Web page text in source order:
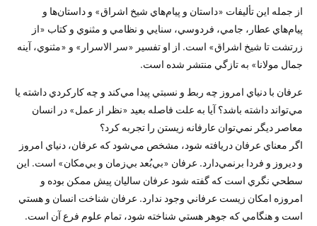
از جمله اين تأليفات «داستان و پيام‌هاي شيخ اشراق» و داستان‌ها و
پيام‌هاي عطار، جامي، فردوسي، سنايي و نظامي و مثنوي و كتاب «از
زرتشت تا شيخ اشراق» است. از او تفسير «سر الاسرار» و «مثنوي، آينه
جمال مولانا» به تازگي منتشر شده است.
عرفان با دنياي امروز چه ربط و نسبتي پيدا مي‌كند و چه كاركردي داشته يا
مي‌تواند داشته باشد؟ آيا به علت فاصله بعيد «نظر از عمل» در انسان
معاصر ديگر نمي‌توان عارفانه زيستن را تجربه كرد؟
اگر معناي عرفان دريافته شود، مشخص مي‌شود كه عرفان، دنياي امروز
و ديروز و فردا بر‌نمي‌دارد. عرفان «بي‌بُعد بي‌زمان و بي‌مكان» است. اين
سطحي نگري است كه گفته شود عرفان ساليان پيش ممكن بوده و
امروزه امكان زيست عرفاني وجود ندارد. عرفان شناخت انسان و هستي
است و هنگامي كه جوهر هستي شناخته شود، تمام علوم فرع آن است.